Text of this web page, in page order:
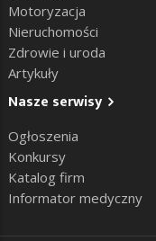
Motoryzacja
Nieruchomości
Zdrowie i uroda
Artykuły
Nasze serwisy
Ogłoszenia
Konkursy
Katalog firm
Informator medyczny